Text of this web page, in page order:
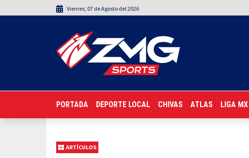
Viernes, 07 deAgosto del 2026
PORTADA DEPORTE LOCAL CHIVAS ATLAS LIGA MX
ARTÍCULOS